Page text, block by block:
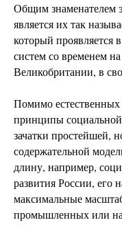
Общим знаменателем
является их так
который проявляется
систем со временем
Великобритании, в
Помимо естественных
принципы
зачатки простейшей,
содержательной
длину, например,
развития России, его
максимальные
промышленных или